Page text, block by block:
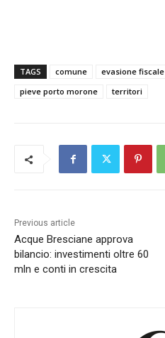
TAGS comune evasione fiscale
pieve porto morone
territori
Previous article
Acque Bresciane approva
bilancio: investimenti oltre 60
mln e conti in crescita